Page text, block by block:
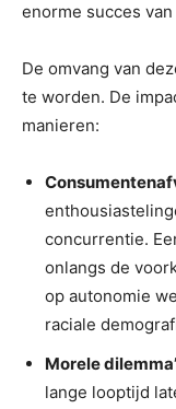
enorme succes
De omvang van
te worden. De
manieren:
concurrentie.
onlangs de
op autonomie
raciale
Morele
lange looptijd